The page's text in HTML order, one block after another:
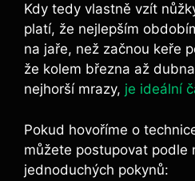
Kdy tedy vlastně vzít
platí, že nejlepším
na jaře, než začnou keře
že kolem března až
nejhorší mrazy, je ideální
Pokud hovoříme o
můžete postupovat podle
jednoduchých pokynů: